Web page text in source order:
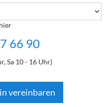
66 90
Sa 10 - 16 Uhr)
vereinbaren